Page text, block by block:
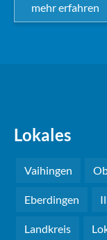
mehr erfahren
Lokales
Vaihingen
Eberdingen
Landkreis